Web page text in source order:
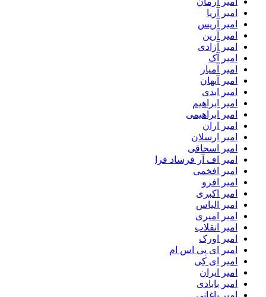
امیر آریا
امیر آریس
امیر آرین
امیر آزادی
امیر آک
امیر آمیار
امیر آیهان
امیر ابدی
امیر ابراهیم
امیر ابراهیمی
امیر اران
امیر ارسلان
امیر اسحاقی
امیر اف آر فرساد فرا
امیر افخمی
امیر افرو
امیر اکبری
امیر الیاس
امیر امیری
امیر انقلاب
امیر اورک
امیر ای پی اس ام
امیر اِی کِی
امیر ایران
امیر بابادی
امیر باغانی